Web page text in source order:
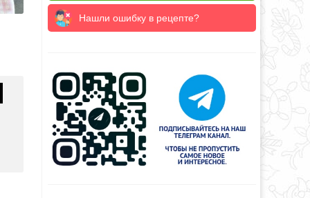
Нашли ошибку в рецепте?